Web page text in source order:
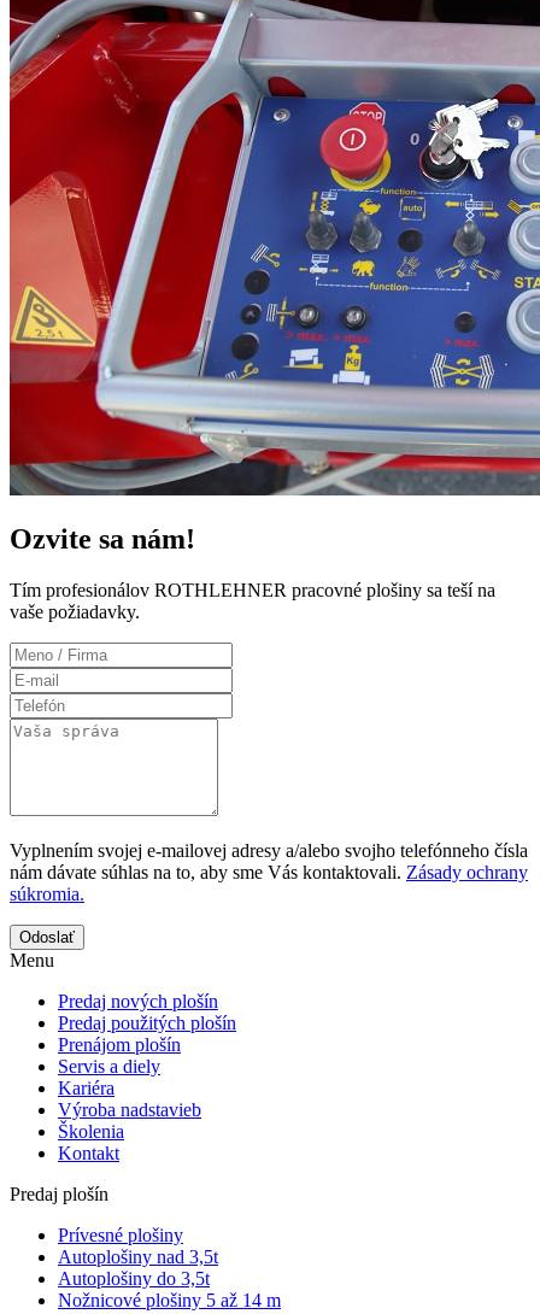
Ozvite sa nám!
Tím profesionálov ROTHLEHNER pracovné plošiny sa teší na
vaše požiadavky.
Vyplnením svojej e-mailovej adresy a/alebo svojho telefónneho čísla
nám dávate súhlas na to, aby sme Vás kontaktovali. Zásady ochrany
súkromia.
Odoslať
Menu
Predaj nových plošín
Predaj použitých plošín
Prenájom plošín
Servis a diely
Kariéra
Výroba nadstavieb
Školenia
Kontakt
Predaj plošín
Prívesné plošiny
Autoplošiny nad 3,5t
Autoplošiny do 3,5t
Nožnicové plošiny 5 až 14 m